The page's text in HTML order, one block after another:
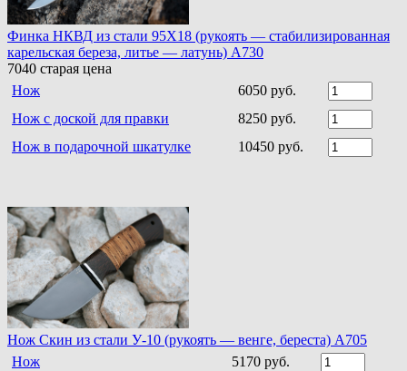
Финка НКВД из стали 95Х18 (рукоять — стабилизированная
карельская береза, литье — латунь) A730
7040 старая цена
Нож
6050 руб.
Нож с доской для правки
8250 руб.
Нож в подарочной шкатулке
10450 руб.
Нож Скин из стали У-10 (рукоять — венге, береста) А705
Нож
5170 руб.